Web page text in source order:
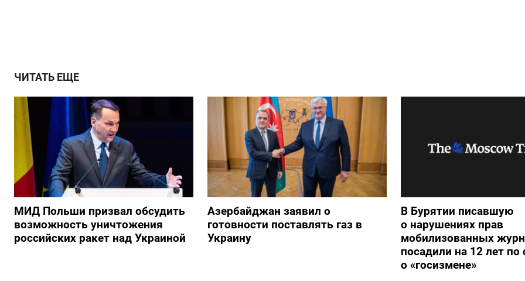
ЧИТАТЬ ЕЩЕ
МИД Польши призвал обсудить
возможность уничтожения
российских ракет над Украиной
Азербайджан заявил о
готовности поставлять газ в
Украину
В Бурятии писавшую
о нарушениях прав
мобилизованных
посадили на 12 лет по
о «госизмене»